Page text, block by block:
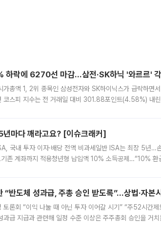
하락에 6270선 마감…삼전·SK하닉 '와르르'
가총액 1, 2위 종목인 삼성전자와 SK하이닉스가 급락하면
코스피 지수는 전 거래일 대비 301.88포인트(4.58%) 내
년마다 깨라고요? [이슈크래커]
국내 투자 이자·배당 전액 비과세일반 ISA는 최장 5년…
존 계좌까지 적용청년형 납입액 10% 소득공제…“10% 환
“반도체 성과급, 주총 승인 받도록”…상법·자본
토론회 “이익 나눌 때 아닌 투자 이어갈 시기” “주52시간
과급 지급과 관련해 일정 수준 이상은 주주총회 승인을 거